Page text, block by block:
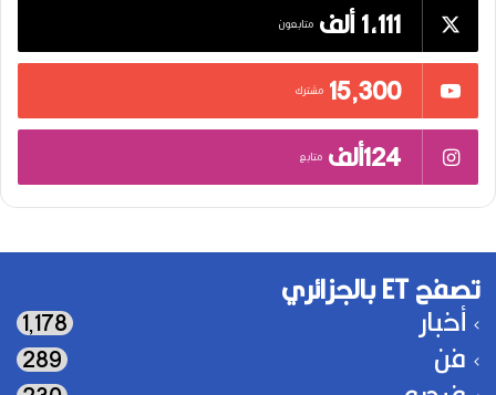
1,111 ألف متابعون
15٬300 مشترك
124ألف متابع
تصفح ET بالجزائري
أخبار 1٬178
فن 289